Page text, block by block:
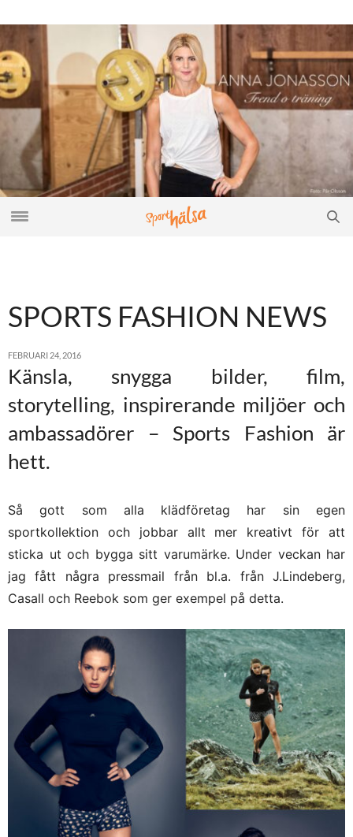
SPORTS FASHION NEWS
FEBRUARI 24, 2016
Känsla, snygga bilder, film,
storytelling, inspirerande miljöer och
ambassadörer – Sports Fashion är
hett.
Så gott som alla klädföretag har sin egen
sportkollektion och jobbar allt mer kreativt för att
sticka ut och bygga sitt varumärke. Under veckan har
jag fått några pressmail från bl.a. från J.Lindeberg,
Casall och Reebok som ger exempel på detta.